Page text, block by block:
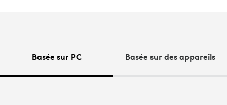
Basée sur PC Basée sur des appareils